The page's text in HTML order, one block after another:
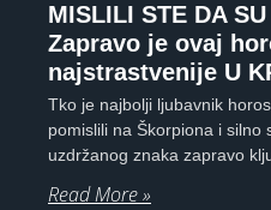
MISLILI STE DA
Zapravo je ovaj
najstrastvenije U
Tko je najbolji ljubavnik
pomislili na Škorpiona i silno
uzdržanog znaka zapravo
Read More »